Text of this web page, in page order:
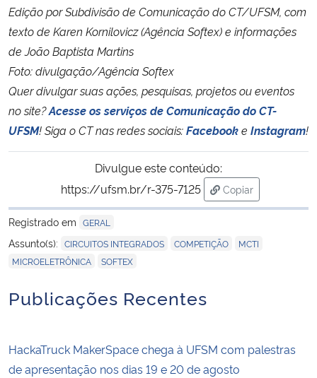
Edição por Subdivisão de Comunicação do CT/UFSM, com
texto de Karen Kornilovicz (Agência Softex) e informações
de João Baptista Martins
Foto: divulgação/Agência Softex
Quer divulgar suas ações, pesquisas, projetos ou eventos
no site?Acesse os serviços de Comunicação do CT-
UFSM!Siga o CT nas redes sociais:Facebooke Instagram!
Divulgue este conteúdo:
https://ufsm.br/r-375-7125
Copiar
para área de
Registrado em GERAL
Assunto(s): CIRCUITOS INTEGRADOS COMPETIÇÃO MCTI
MICROELETRÔNICA SOFTEX
Publicações Recentes
HackaTruck MakerSpace chega à UFSM com palestras
de apresentação nos dias 19 e 20 de agosto